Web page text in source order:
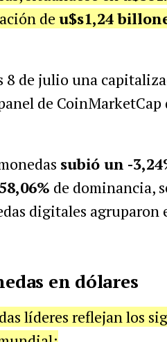
de u$s1,24
8 de julio una
de CoinMarketCap
subió un -
58,06% de dominancia,
digitales agruparon
en dólares
líderes reflejan los